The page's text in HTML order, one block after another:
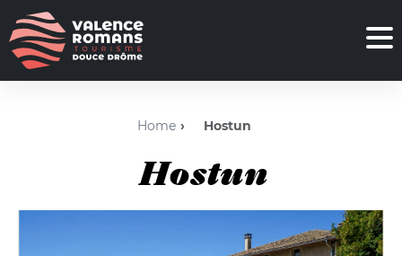
Home Hostun
Hostun